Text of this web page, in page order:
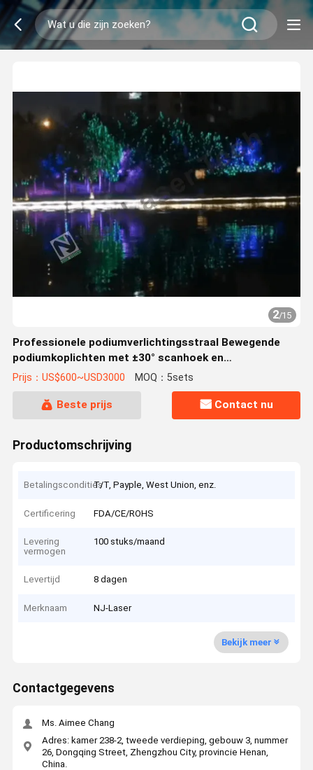
2/15
Professionele podiumverlichtingsstraal Bewegende
podiumkoplichten met ±30° scanhoek en
geluidsactieve besturingsmodus
Prijs：US$600~USD3000 MOQ：5sets
Beste prijs Contact nu
Productomschrijving
BetalingsconditiesT/T, Payple, West Union, enz.
Certificering FDA/CE/ROHS
Levering
vermogen
100 stuks/maand
Levertijd 8 dagen
Merknaam NJ-Laser
Bekijk meer
Contactgegevens
Ms. Aimee Chang
Adres: kamer 238-2, tweede verdieping, gebouw 3, nummer
26, Dongqing Street, Zhengzhou City, provincie Henan,
China.